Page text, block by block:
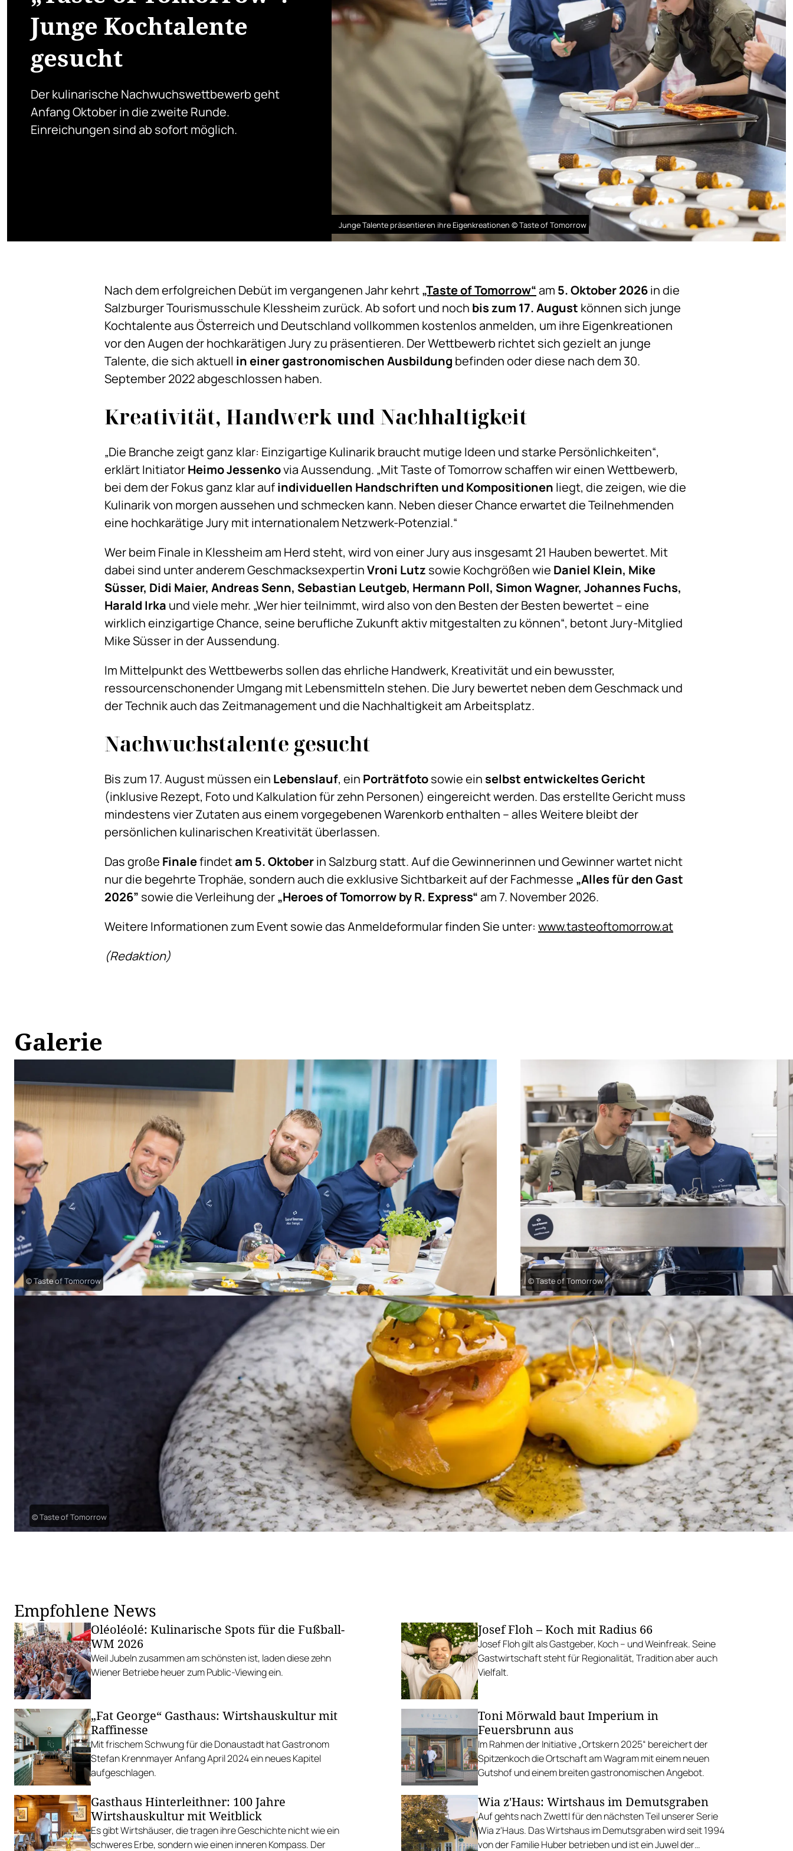
Junge Kochtalente
gesucht
Der kulinarische Nachwuchswettbewerb geht
Anfang Oktober in die zweite Runde.
Einreichungen sind ab sofort möglich.
Junge Talente präsentieren ihre Eigenkreationen © Taste of Tomorrow
Nach dem erfolgreichen Debüt im vergangenen Jahr kehrt„Taste of Tomorrow“am 5. Oktober 2026in die
Salzburger Tourismusschule Klessheim zurück. Ab sofort und noch bis zum 17. August können sich junge
Kochtalente aus Österreich und Deutschland vollkommen kostenlos anmelden, um ihre Eigenkreationen
vor den Augen der hochkarätigen Jury zu präsentieren. Der Wettbewerb richtet sich gezielt an junge
Talente, die sich aktuell in einer gastronomischen Ausbildung befinden oder diese nach dem 30.
September 2022 abgeschlossen haben.
Kreativität, Handwerk und Nachhaltigkeit
„Die Branche zeigt ganz klar: Einzigartige Kulinarik braucht mutige Ideen und starke Persönlichkeiten“,
erklärt InitiatorHeimo Jessenkovia Aussendung. „Mit Taste of Tomorrow schaffen wir einen Wettbewerb,
bei dem der Fokus ganz klar aufindividuellen Handschriften und Kompositionen liegt, die zeigen, wie die
Kulinarik von morgen aussehen und schmecken kann. Neben dieser Chance erwartet die Teilnehmenden
eine hochkarätige Jury mit internationalem Netzwerk-Potenzial.“
Wer beim Finale in Klessheim am Herd steht, wird von einer Jury aus insgesamt 21 Hauben bewertet. Mit
dabei sind unter anderem GeschmacksexpertinVroni Lutz sowie Kochgrößen wie Daniel Klein, Mike
Süsser, Didi Maier, Andreas Senn, Sebastian Leutgeb, Hermann Poll, Simon Wagner, Johannes Fuchs,
Harald Irka und viele mehr. „Wer hier teilnimmt, wird also von den Besten der Besten bewertet – eine
wirklich einzigartige Chance, seine berufliche Zukunft aktiv mitgestalten zu können“, betont Jury-Mitglied
Mike Süsser in der Aussendung.
Im Mittelpunkt des Wettbewerbs sollen das ehrliche Handwerk, Kreativität und ein bewusster,
ressourcenschonender Umgang mit Lebensmitteln stehen. Die Jury bewertet neben dem Geschmack und
der Technik auch das Zeitmanagement und die Nachhaltigkeit am Arbeitsplatz.
Nachwuchstalente gesucht
Bis zum 17. August müssen ein Lebenslauf, ein Porträtfotosowie ein selbst entwickeltes Gericht
(inklusive Rezept, Foto und Kalkulation für zehn Personen) eingereicht werden. Das erstellte Gericht muss
mindestens vier Zutaten aus einem vorgegebenen Warenkorb enthalten – alles Weitere bleibt der
persönlichen kulinarischen Kreativität überlassen.
Das große Finalefindetam 5. Oktoberin Salzburg statt. Auf die Gewinnerinnen und Gewinner wartet nicht
nur die begehrte Trophäe, sondern auch die exklusive Sichtbarkeit auf der Fachmesse „Alles für den Gast
2026” sowie die Verleihung der„Heroes of Tomorrow by R. Express“am 7. November 2026.
Weitere Informationen zum Event sowie das Anmeldeformular finden Sie unter: www.tasteoftomorrow.at
(Redaktion)
Galerie
© Taste of Tomorrow © Taste of Tomorrow
© Taste of Tomorrow
Empfohlene News
Oléoléolé: Kulinarische Spots für die Fußball-
WM 2026
Weil Jubeln zusammen am schönsten ist, laden diese zehn
Wiener Betriebe heuer zum Public-Viewing ein.
Josef Floh – Koch mit Radius 66
Josef Floh gilt als Gastgeber, Koch – und Weinfreak. Seine
Gastwirtschaft steht für Regionalität, Tradition aber auch
Vielfalt.
„Fat George“ Gasthaus: Wirtshauskultur mit
Raffinesse
Mit frischem Schwung für die Donaustadt hat Gastronom
Stefan Krennmayer Anfang April 2024 ein neues Kapitel
aufgeschlagen.
Toni Mörwald baut Imperium in
Feuersbrunn aus
Im Rahmen der Initiative „Ortskern 2025“ bereichert der
Spitzenkoch die Ortschaft am Wagram mit einem neuen
Gutshof und einem breiten gastronomischen Angebot.
Gasthaus Hinterleithner: 100 Jahre
Wirtshauskultur mit Weitblick
Es gibt Wirtshäuser, die tragen ihre Geschichte nicht wie ein
schweres Erbe, sondern wie einen inneren Kompass. Der
Wia z'Haus: Wirtshaus im Demutsgraben
Auf gehts nach Zwettl für den nächsten Teil unserer Serie
Wia z'Haus. Das Wirtshaus im Demutsgraben wird seit 1994
von der Familie Huber betrieben und ist ein Juwel der